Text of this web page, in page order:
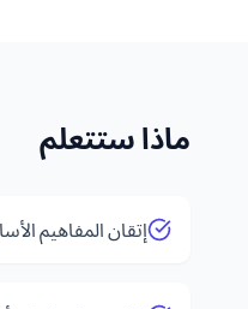
ماذا ستتعلم
إتقان المفاهيم